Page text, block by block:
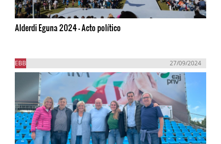
Alderdi Eguna 2024 - Acto político
EBB 27/09/2024